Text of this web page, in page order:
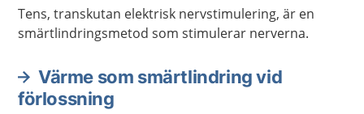
Tens, transkutan elektrisk nervstimulering, är en
smärtlindringsmetod som stimulerar nerverna.
Värme som smärtlindring vid
förlossning